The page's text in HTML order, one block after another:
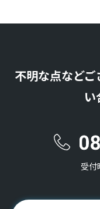
不明な点など
い
受付